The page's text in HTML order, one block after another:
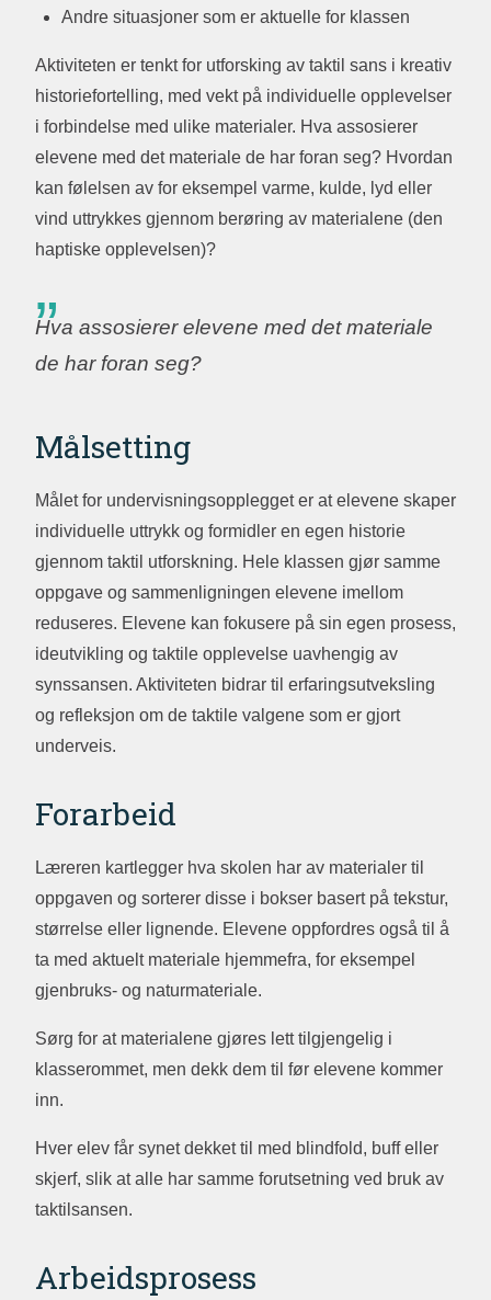
Andre situasjoner som er aktuelle for klassen
Aktiviteten er tenkt for utforsking av taktil sans i kreativ
historiefortelling, med vekt på individuelle opplevelser
i forbindelse med ulike materialer. Hva assosierer
elevene med det materiale de har foran seg? Hvordan
kan følelsen av for eksempel varme, kulde, lyd eller
vind uttrykkes gjennom berøring av materialene (den
haptiske opplevelsen)?
Hva assosierer elevene med det materiale
de har foran seg?
Målsetting
Målet for undervisningsopplegget er at elevene skaper
individuelle uttrykk og formidler en egen historie
gjennom taktil utforskning. Hele klassen gjør samme
oppgave og sammenligningen elevene imellom
reduseres. Elevene kan fokusere på sin egen prosess,
ideutvikling og taktile opplevelse uavhengig av
synssansen. Aktiviteten bidrar til erfaringsutveksling
og refleksjon om de taktile valgene som er gjort
underveis.
Forarbeid
Læreren kartlegger hva skolen har av materialer til
oppgaven og sorterer disse i bokser basert på tekstur,
størrelse eller lignende. Elevene oppfordres også til å
ta med aktuelt materiale hjemmefra, for eksempel
gjenbruks- og naturmateriale.
Sørg for at materialene gjøres lett tilgjengelig i
klasserommet, men dekk dem til før elevene kommer
inn.
Hver elev får synet dekket til med blindfold, buff eller
skjerf, slik at alle har samme forutsetning ved bruk av
taktilsansen.
Arbeidsprosess